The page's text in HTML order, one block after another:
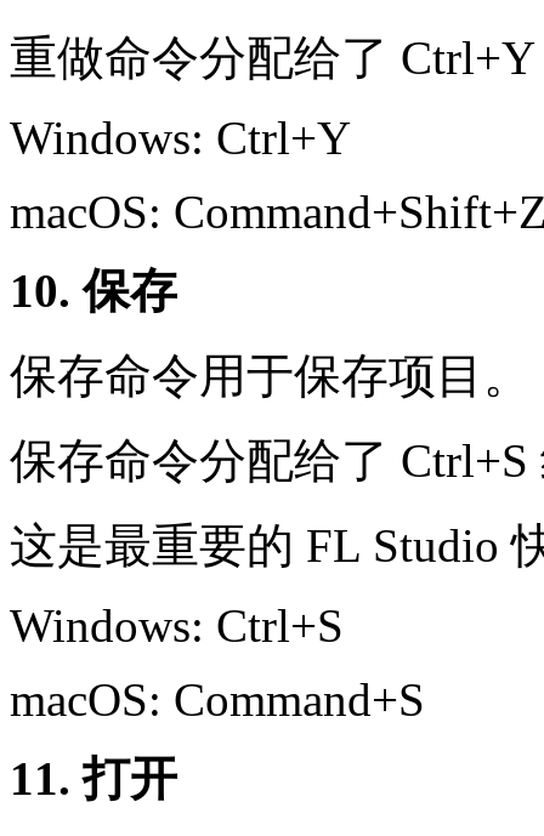
重做命令分配给了
Windows: Ctrl+Y
macOS:
10. 保存
保存命令用于保存项目。
保存命令分配给了 Ctrl+S
这是最重要的 FL Studio
Windows: Ctrl+S
macOS: Command+S
11. 打开